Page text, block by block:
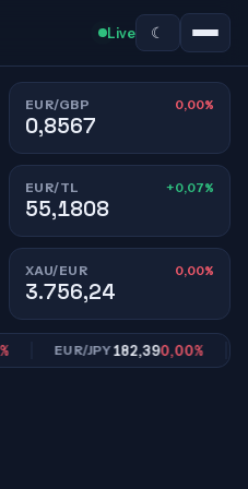
Live ☾
EUR/GBP 0,00%
0,8567
EUR/TL +0,07%
55,1808
XAU/EUR 0,00%
3.756,24
EUR/JPY182,390,00%